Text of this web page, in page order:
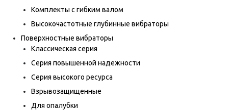
Комплекты с гибким валом
Высокочастотные глубинные вибраторы
Поверхностные вибраторы
Классическая серия
Серия повышенной надежности
Серия высокого ресурса
Взрывозащищенные
Для опалубки